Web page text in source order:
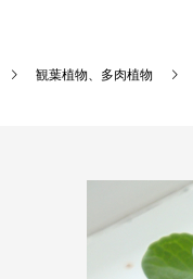
観葉植物、多肉植物